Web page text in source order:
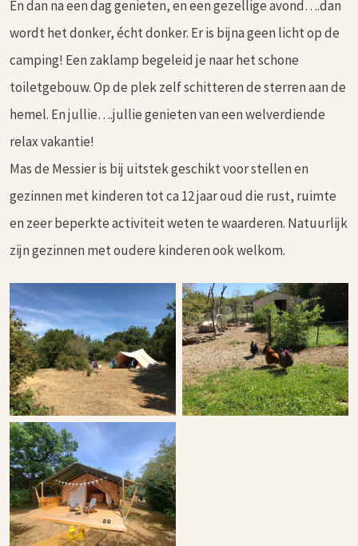
En dan na een dag genieten, en een gezellige avond….dan
wordt het donker, écht donker. Er is bijna geen licht op de
camping! Een zaklamp begeleid je naar het schone
toiletgebouw. Op de plek zelf schitteren de sterren aan de
hemel. En jullie….jullie genieten van een welverdiende
relax vakantie!
Mas de Messier is bij uitstek geschikt voor stellen en
gezinnen met kinderen tot ca 12 jaar oud die rust, ruimte
en zeer beperkte activiteit weten te waarderen. Natuurlijk
zijn gezinnen met oudere kinderen ook welkom.